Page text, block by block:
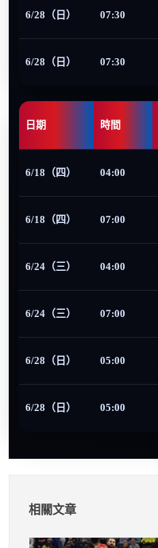
6/28（日） 07:30
6/28（日） 07:30
日期 時間
6/18（四） 04:00
6/18（四） 07:00
6/24（三） 04:00
6/24（三） 07:00
6/28（日） 05:00
6/28（日） 05:00
相關文章